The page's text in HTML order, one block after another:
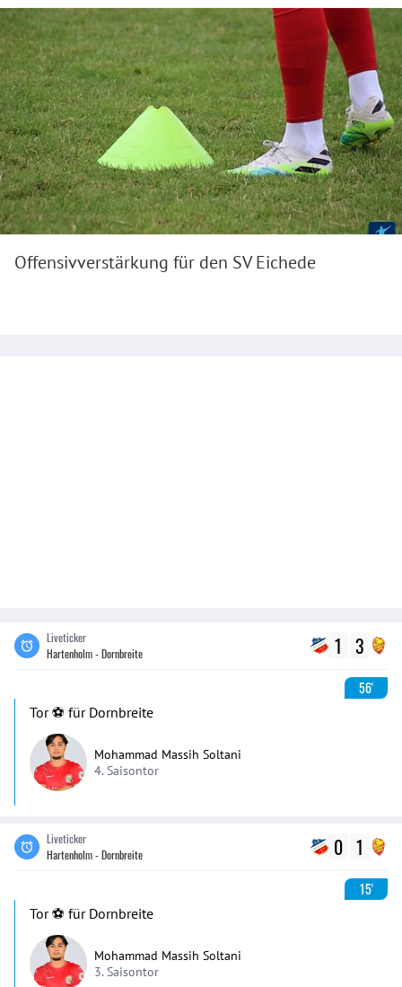
Offensivverstärkung für den SV Eichede
Liveticker
Hartenholm - Dornbreite
1 3
56'
Tor ⚽️ für Dornbreite
Mohammad Massih Soltani
4. Saisontor
Liveticker
Hartenholm - Dornbreite
0 1
15'
Tor ⚽️ für Dornbreite
Mohammad Massih Soltani
3. Saisontor